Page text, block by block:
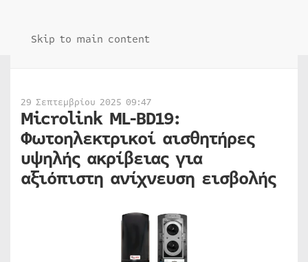
Skip to main content
29 Σεπτεμβρίου 2025 09:47
Microlink ML-BD19:
Φωτοηλεκτρικοί αισθητήρες
υψηλής ακρίβειας για
αξιόπιστη ανίχνευση εισβολής